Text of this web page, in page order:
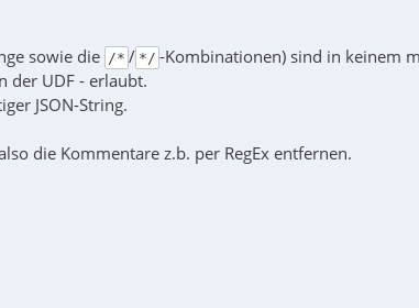
sowie die /* / */ -Kombinationen) sind in keinem
der UDF - erlaubt.
JSON-String.
die Kommentare z.b. per RegEx entfernen.